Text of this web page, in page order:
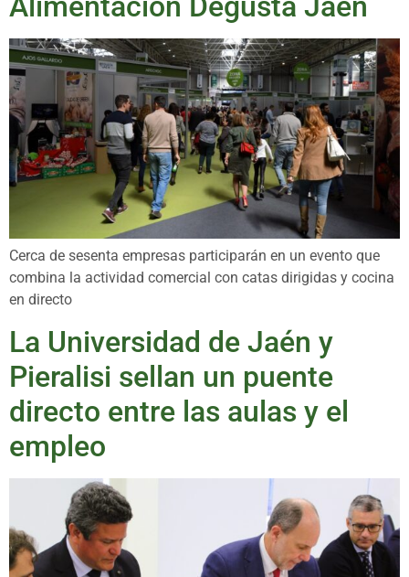
Cerca de sesenta empresas participarán en un evento que
combina la actividad comercial con catas dirigidas y cocina
en directo
La Universidad de Jaén y
Pieralisi sellan un puente
directo entre las aulas y el
empleo